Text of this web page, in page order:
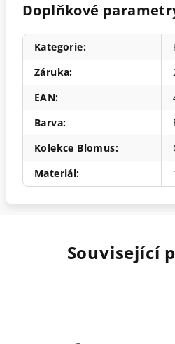
Doplňkové
Kategorie:
Záruka:
EAN:
Barva:
Kolekce Blomus:
Materiál:
Související